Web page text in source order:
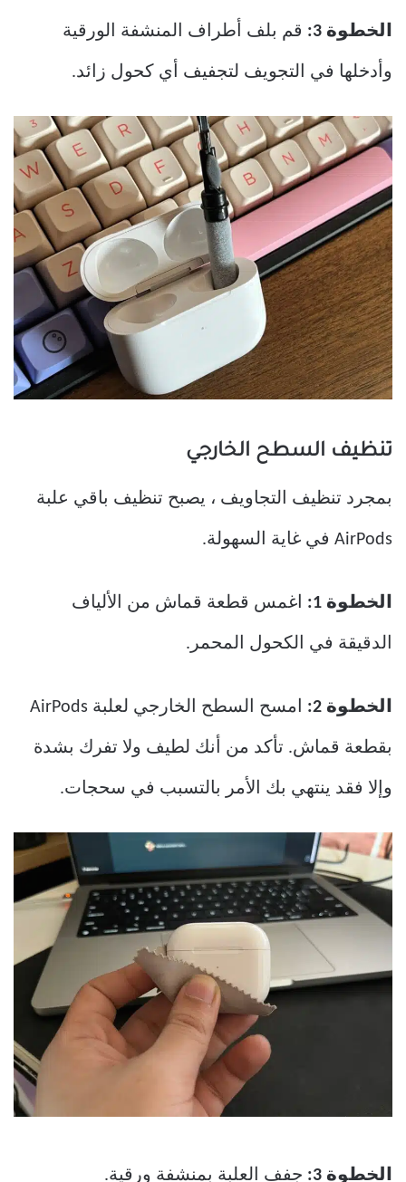
الخطوة 3: قم بلف أطراف المنشفة الورقية
وأدخلها في التجويف لتجفيف أي كحول زائد.
تنظيف السطح الخارجي
بمجرد تنظيف التجاويف ، يصبح تنظيف باقي علبة
AirPods في غاية السهولة.
الخطوة 1: اغمس قطعة قماش من الألياف
الدقيقة في الكحول المحمر.
الخطوة 2: امسح السطح الخارجي لعلبة AirPods
بقطعة قماش. تأكد من أنك لطيف ولا تفرك بشدة
وإلا فقد ينتهي بك الأمر بالتسبب في سحجات.
الخطوة 3: جفف العلبة بمنشفة ورقية.